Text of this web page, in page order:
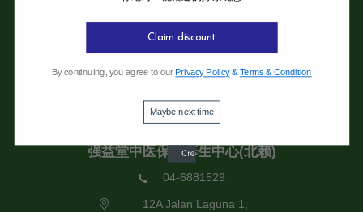
强益堂全息中医诊所
强益堂全息中医诊所(槟岛)
04-2832108
11600 Pulau Pinang.
09:30 AM - 6:00 PM
强益堂中医保健养生中心(北赖)
04-6881529
12A Jalan Laguna 1,
Claim discount
By continuing, you agree to our Privacy Policy&Terms & Condition
Maybe next time